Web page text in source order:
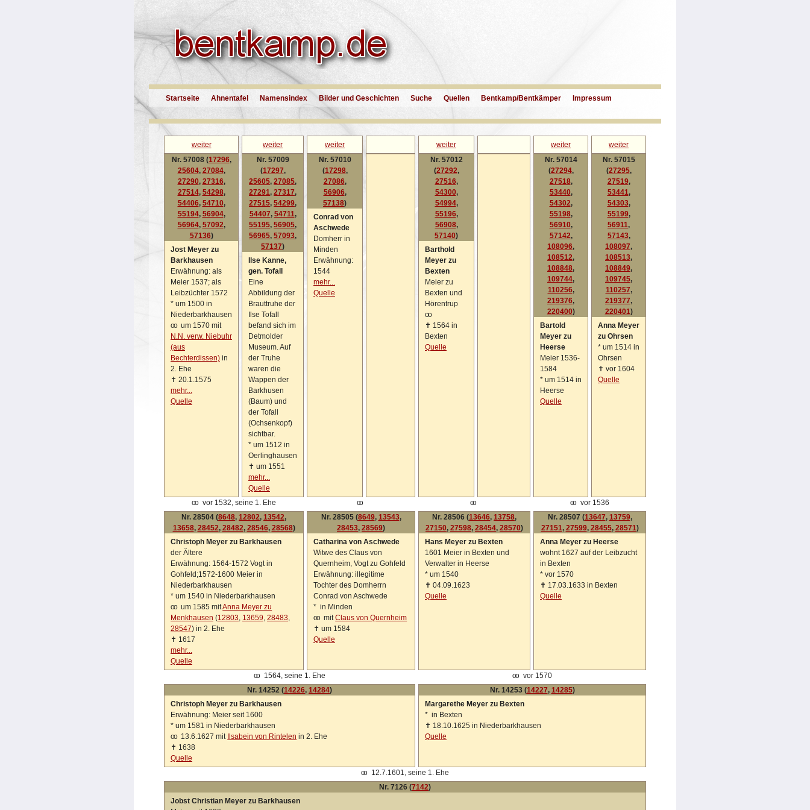
Startseite Ahnentafel Namensindex Bilder und Geschichten Suche Quellen Bentkamp/Bentkämper Impressum
weiter weiter weiter weiter weiter
weiter
Nr. 57008 (17296,
25604, 27084,
27290, 27316,
27514, 54298,
54406, 54710,
55194, 56904,
56964, 57092,
57136)
Jost Meyer zu
Barkhausen
Erwähnung: als
Meier 1537; als
Leibzüchter 1572
* um 1500 in
Niederbarkhausen
oo um 1570 mit
N.N. verw. Niebuhr
(aus
Bechterdissen) in
2. Ehe
✝ 20.1.1575
mehr...
Quelle
Nr. 57009
(17297,
25605, 27085,
27291, 27317,
27515, 54299,
54407, 54711,
55195, 56905,
56965, 57093,
57137)
Ilse Kanne,
gen. Tofall
Eine
Abbildung der
Brauttruhe der
Ilse Tofall
befand sich im
Detmolder
Museum. Auf
der Truhe
waren die
Wappen der
Barkhusen
(Baum) und
der Tofall
(Ochsenkopf)
sichtbar.
* um 1512 in
Oerlinghausen
✝ um 1551
mehr...
Quelle
Nr. 57010
(17298,
27086,
56906,
57138)
Conrad von
Aschwede
Domherr in
Minden
Erwähnung:
1544
mehr...
Quelle
Nr. 57012
(27292,
27516,
54300,
54994,
55196,
56908,
57140)
Barthold
Meyer zu
Bexten
Meier zu
Bexten und
Hörentrup
oo
✝ 1564 in
Bexten
Quelle
Nr. 57014
(27294,
27518,
53440,
54302,
55198,
56910,
57142,
108096,
108512,
108848,
109744,
110256,
219376,
220400)
Bartold
Meyer zu
Heerse
Meier 1536-
1584
* um 1514 in
Heerse
Quelle
Nr. 57015
(27295,
27519,
53441,
54303,
55199,
56911,
57143,
108097,
108513,
108849,
109745,
110257,
219377,
220401)
Anna Meyer
zu Ohrsen
* um 1514 in
Ohrsen
✝ vor 1604
Quelle
oo vor 1532, seine 1. Ehe oo oo oo vor 1536
Nr. 28504 (8648, 12802, 13542,
13658, 28452, 28482, 28546, 28568)
Christoph Meyer zu Barkhausen
der Ältere
Erwähnung: 1564-1572 Vogt in
Gohfeld;1572-1600 Meier in
Niederbarkhausen
* um 1540 in Niederbarkhausen
oo um 1585 mitAnna Meyer zu
Menkhausen (12803, 13659, 28483,
28547) in 2. Ehe
✝ 1617
mehr...
Quelle
Nr. 28505 (8649, 13543,
28453, 28569)
Catharina von Aschwede
Witwe des Claus von
Quernheim, Vogt zu Gohfeld
Erwähnung: illegitime
Tochter des Domherrn
Conrad von Aschwede
* in Minden
oo mitClaus von Quernheim
✝ um 1584
Quelle
Nr. 28506 (13646, 13758,
27150, 27598, 28454, 28570)
Hans Meyer zu Bexten
1601 Meier in Bexten und
Verwalter in Heerse
* um 1540
✝ 04.09.1623
Quelle
Nr. 28507 (13647, 13759,
27151, 27599, 28455, 28571)
Anna Meyer zu Heerse
wohnt 1627 auf der Leibzucht
in Bexten
* vor 1570
✝ 17.03.1633 in Bexten
Quelle
oo 1564, seine 1. Ehe oo
vor 1570
Nr. 14252 (14226, 14284)
Christoph Meyer zu Barkhausen
Erwähnung: Meier seit 1600
* um 1581 in Niederbarkhausen
oo
13.6.1627 mit Ilsabein von Rintelen in 2. Ehe
✝ 1638
Quelle
Nr. 14253 (14227, 14285)
Margarethe Meyer zu Bexten
* in Bexten
✝ 18.10.1625 in Niederbarkhausen
Quelle
oo
12.7.1601, seine 1. Ehe
Nr. 7126 (7142)
Jobst Christian Meyer zu Barkhausen